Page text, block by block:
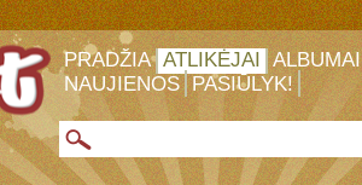
PRADŽIA ATLIKĖJAI ALBUMAI
NAUJIENOS PASIŪLYK!